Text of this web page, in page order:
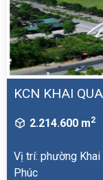
KCN KHAI
2.214.600 m2
Vị trí: phường Khai
Phúc